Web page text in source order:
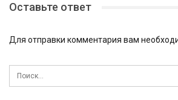
Оставьте ответ
Для отправки комментария вам